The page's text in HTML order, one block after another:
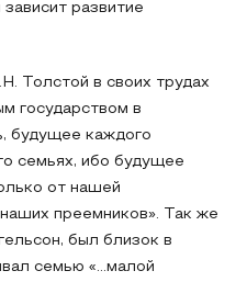
развитие
Толстой в своих трудах
государством в
будущее каждого
семьях, ибо будущее
от нашей
преемников». Так же
был близок в
семью «…малой